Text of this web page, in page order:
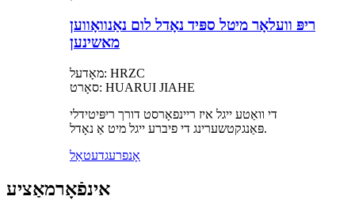
ריפּ וועלאָר מיטל ספּיד נאָדל לום נאַנוואָווען
מאשינען
מאָדעל: HRZC
סאָרט: HUARUI JIAHE
די וואַטע ייגל איז ריינפאָרסט דורך ריפּיטידלי
פּאַנגקטשערינג די פיברע ייגל מיט אַ נאָדל.
אָנפרעגדעטאַל
אינפֿאָרמאַציע